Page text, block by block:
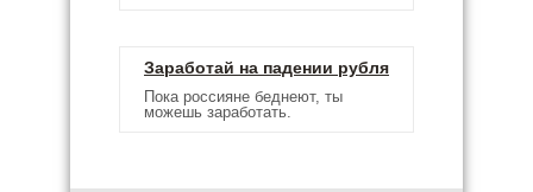
Заработай на падении рубля
Пока россияне беднеют, ты
можешь заработать.